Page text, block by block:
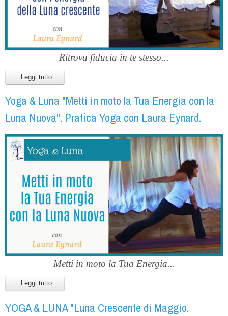
Ritrova fiducia in te stesso...
Leggi tutto...
Yoga & Luna "Metti in moto la Tua Energia con la
Luna Nuova". Pratica Yoga con Laura Eynard.
Metti in moto la Tua Energia...
Leggi tutto...
YOGA & LUNA "Luna Crescente di Maggio.